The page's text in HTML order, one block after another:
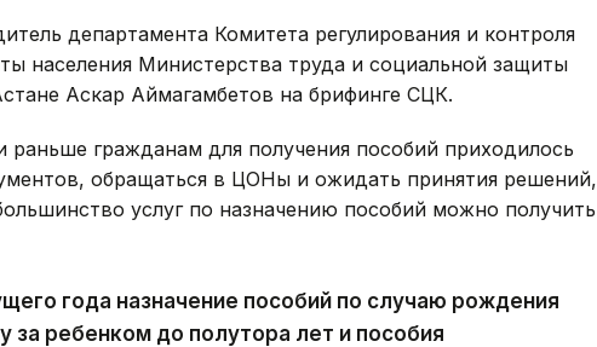
департамента Комитета регулирования и контроля
населения Министерства труда и социальной защиты
Аскар Аймагамбетов на брифинге СЦК.
раньше гражданам для получения пособий приходилось
обращаться в ЦОНы и ожидать принятия решений,
услуг по назначению пособий можно получить
года назначение пособий по случаю рождения
за ребенком до полутора лет и пособия